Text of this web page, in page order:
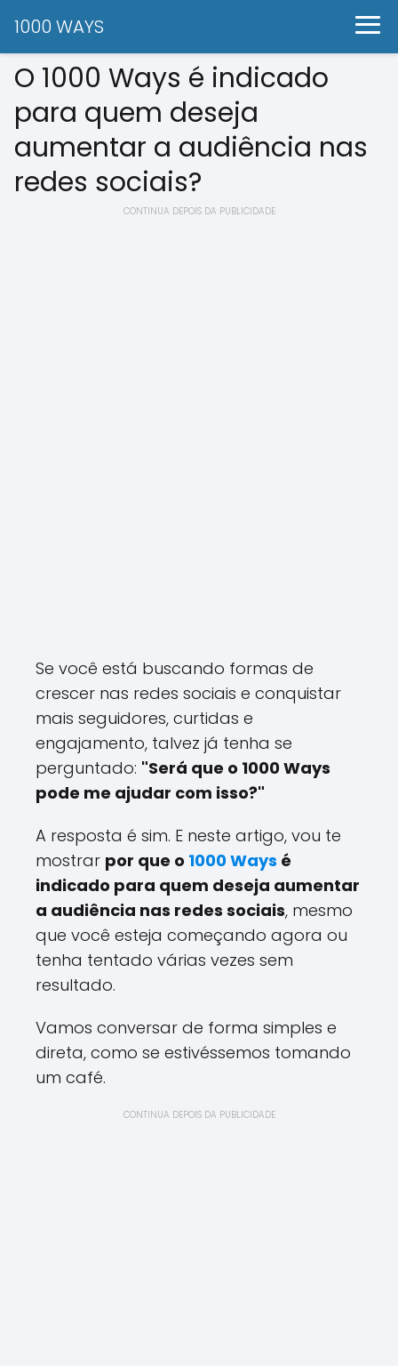
1000 WAYS
O 1000 Ways é indicado
para quem deseja
aumentar a audiência nas
redes sociais?
CONTINUA DEPOIS DA PUBLICIDADE
Se você está buscando formas de
crescer nas redes sociais e conquistar
mais seguidores, curtidas e
engajamento, talvez já tenha se
perguntado: "Será que o 1000 Ways
pode me ajudar com isso?"
A resposta é sim. E neste artigo, vou te
mostrar por que o 1000 Ways é
indicado para quem deseja aumentar
a audiência nas redes sociais, mesmo
que você esteja começando agora ou
tenha tentado várias vezes sem
resultado.
Vamos conversar de forma simples e
direta, como se estivéssemos tomando
um café.
CONTINUA DEPOIS DA PUBLICIDADE